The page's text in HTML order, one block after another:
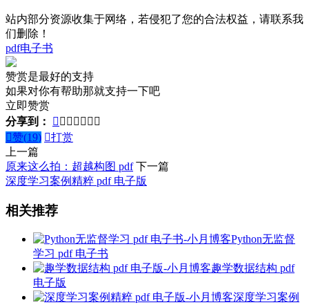
站内部分资源收集于网络，若侵犯了您的合法权益，请联系我
们删除！
pdf电子书
赞赏是最好的支持
如果对你有帮助那就支持一下吧
立即赞赏
分享到：
      
赞(19) 打赏
上一篇
原来这么拍：超越构图 pdf 下一篇
深度学习案例精粹 pdf 电子版
相关推荐
Python无监督
学习 pdf 电子书
趣学数据结构 pdf
电子版
深度学习案例